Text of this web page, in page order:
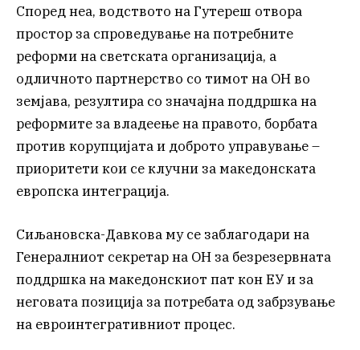
Според неа, водството на Гутереш отвора
простор за спроведување на потребните
реформи на светската организација, а
одличното партнерство со тимот на ОН во
земјава, резултира со значајна поддршка на
реформите за владеење на правото, борбата
против корупцијата и доброто управување –
приоритети кои се клучни за македонската
европска интеграција.
Сиљановска-Давкова му се заблагодари на
Генералниот секретар на ОН за безрезервната
поддршка на македонскиот пат кон ЕУ и за
неговата позиција за потребата од забрзување
на евроинтегративниот процес.